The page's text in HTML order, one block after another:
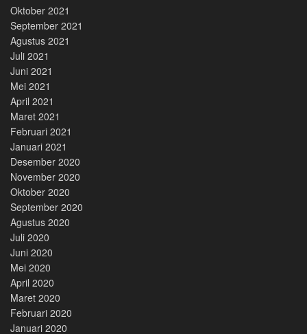
Oktober 2021
September 2021
Agustus 2021
Juli 2021
Juni 2021
Mei 2021
April 2021
Maret 2021
Februari 2021
Januari 2021
Desember 2020
November 2020
Oktober 2020
September 2020
Agustus 2020
Juli 2020
Juni 2020
Mei 2020
April 2020
Maret 2020
Februari 2020
Januari 2020